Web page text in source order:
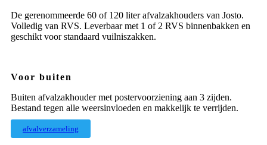
De gerenommeerde 60 of 120 liter afvalzakhouders van Josto.
Volledig van RVS. Leverbaar met 1 of 2 RVS binnenbakken en
geschikt voor standaard vuilniszakken.
Voor buiten
Buiten afvalzakhouder met postervoorziening aan 3 zijden.
Bestand tegen alle weersinvloeden en makkelijk te verrijden.
afvalverzameling